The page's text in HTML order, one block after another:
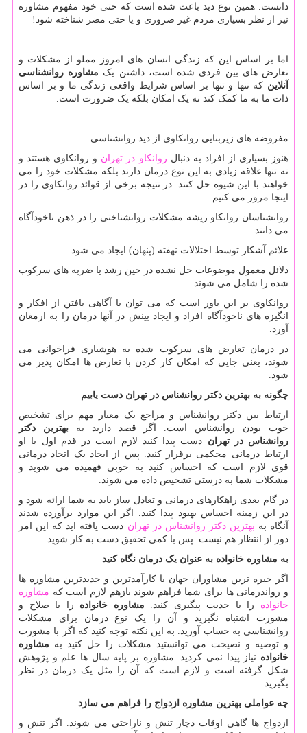
دانست. همین نوع دید باعث شده است که حتی خود مفهوم مشاوره
نیز از نظر بسیاری مردم غیر ضروری و یا حتی مضر شناخته شود!
اما بر اساس این که زندگی انسان های امروز مملو از مشکلات و
تعارض های بین فردی شده است، داشتن یک مشاوره روانشناسی
آنلاین که تنها و تنها بر اساس شرایط واقعی زندگی ما و بر اساس
ذات ما به ما کمک کند نه یک امکان بلکه یک ضرورت است.
مفروضه های زیربنایی روانکاوی از دید روانشناسی
هنوز بسیاری از افراد به دنبال روانکاو در تهران و روانکاوی هستند و
نه تنها علاقه زیادی به این نوع درمان دارند بلکه مشکلات خود را می
خواهند با این شیوه حل کنند. در نتیجه برخی از قوائد روانکاوی را در
اینجا مرور می کنیم:
روانشناسان روانکاو ریشه مشکلات روانشناختی را در ذهن ناخودآگاه
می دانند.
علائم آشکار توسط اختلالات نهفته (پنهان) ایجاد می شود.
دلائل معمول موضوعات حل نشده در حین رشد یا ضربه های سرکوب
شده را شامل می شوند.
روانکاوی بر این باور است که می توان با آگاهی یافتن از افکار و
انگیزه های ناخودآگاه افراد و ایجاد بینش در آنها درمان را به ارمغان
آورد.
در درمان تعارض های سرکوب شده به هوشیاری فراخوانی می
شوند، یعنی جایی که امکان کار کردن با تعارض ها امکان پذیر می
شود.
چگونه به بهترین دکتر روانشناس در تهران دست یابیم
ارتباط بین دکتر روانشناس و مراجع یک معیار مهم برای تشخیص
خوب بودن روانشناس است. اگر قصد دارید بهبهترین دکتر
روانشناس در تهران دست پیدا کنید لازم است در قدم اول با او
ارتباط درمانی محکمی برقرار کنید. پس از ایجاد یک اتحاد درمانی
قوی لازم است که احساس کنید به خوبی فهمیده می شوید و
مشکلات شما به درستی تشخیص داده می شوند.
در گام بعدی راهکارهای درمانی و تعادل ساز باید به شما ارائه شود و
در این زمینه احساس بهبود پیدا کنید. اگر این موارد برآورده شدند
آنگاه به بهترین دکتر روانشناس در تهران دست یافته اید که این امر
دور از انتظار هم نیست. پس با کمی تحقیق دست به کار شوید.
به مشاوره خانواده به عنوان یک درمان نگاه کنید
اگر خبره ترین مشاوران جهان با کارآمدترین و جدیدترین مشاوره ها
و رواندرمانی ها برای شما فراهم شوند بازهم لازم است که مشاوره
خانواده را با جدیت پیگیری کنید. مشاوره خانواده را با صلاح و
مشورت اشتباه نگیرید و آن را یک نوع درمان برای مشکلات
روانشناسی به حساب آورید. به این نکته توجه کنید که اگر با مشورت
و توصیه و نصیحت می توانستید مشکلات را حل کنید به مشاوره
خانواده نیاز پیدا نمی کردید. مشاوره بر پایه سال ها علم و پژوهش
شکل گرفته است و لازم است که آن را مثل یک درمان در نظر
بگیرید.
چه عواملی بهترین مشاوره ازدواج را فراهم می سازد
ازدواج ها گاهی اوقات دچار تنش و ناراحتی می شوند. اگر تنش و